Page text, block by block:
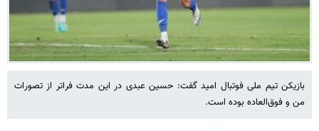
بازیکن تیم ملی فوتبال امید گفت: حسین عبدی در این مدت فراتر از تصورات
من و فوق‌العاده بوده است.